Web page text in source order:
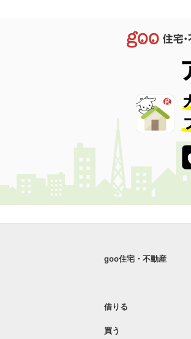
goo住宅・不動産
借りる
買う